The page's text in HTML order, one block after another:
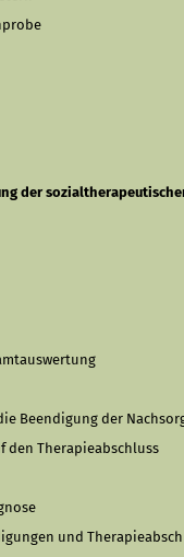
der
Beendigung der
den Therapieabschluss
und